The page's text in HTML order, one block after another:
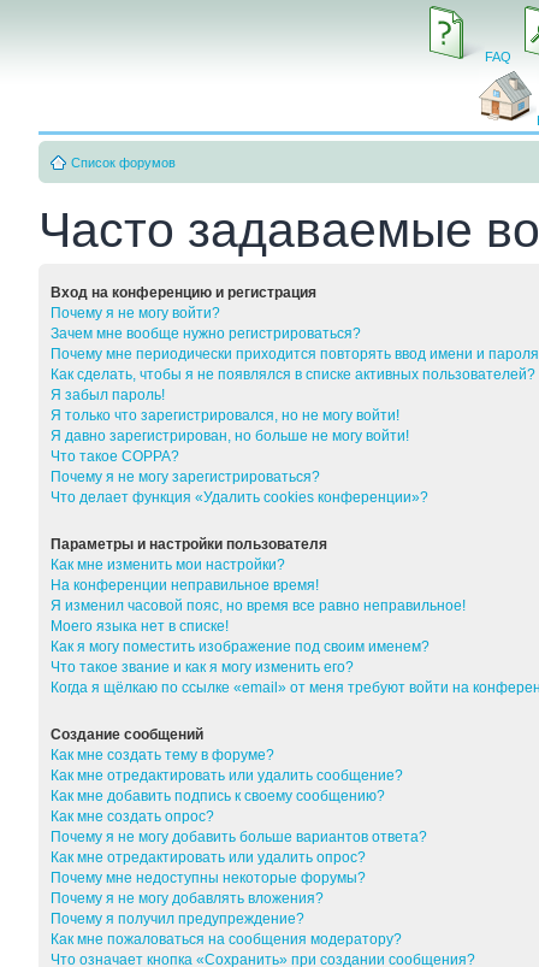
FAQ
Список форумов
Часто задаваемые
Вход на конференцию и регистрация
Почему я не могу войти?
Зачем мне вообще нужно регистрироваться?
Почему мне периодически приходится повторять ввод имени и
Как сделать, чтобы я не появлялся в списке активных пользователей?
Я забыл пароль!
Я только что зарегистрировался, но не могу войти!
Я давно зарегистрирован, но больше не могу войти!
Что такое COPPA?
Почему я не могу зарегистрироваться?
Что делает функция «Удалить cookies конференции»?
Параметры и настройки пользователя
Как мне изменить мои настройки?
На конференции неправильное время!
Я изменил часовой пояс, но время все равно неправильное!
Моего языка нет в списке!
Как я могу поместить изображение под своим именем?
Что такое звание и как я могу изменить его?
Когда я щёлкаю по ссылке «email» от меня требуют войти на
Создание сообщений
Как мне создать тему в форуме?
Как мне отредактировать или удалить сообщение?
Как мне добавить подпись к своему сообщению?
Как мне создать опрос?
Почему я не могу добавить больше вариантов ответа?
Как мне отредактировать или удалить опрос?
Почему мне недоступны некоторые форумы?
Почему я не могу добавлять вложения?
Почему я получил предупреждение?
Как мне пожаловаться на сообщения модератору?
Что означает кнопка «Сохранить» при создании сообщения?